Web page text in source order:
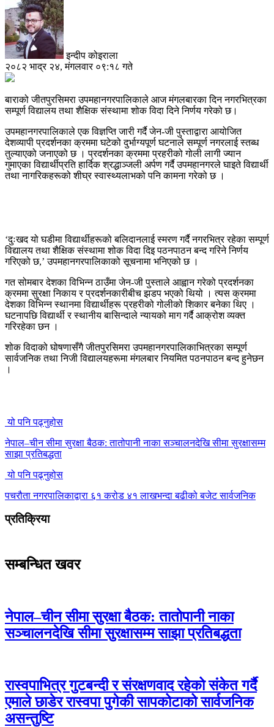
इन्दीप कोइराला
२०८२ भाद्र २४, मंगलवार ०९:१८ गते
बाराको जीतपुरसिमरा उपमहानगरपालिकाले आज मंगलबारका दिन नगरभित्रका
सम्पूर्ण विद्यालय तथा शैक्षिक संस्थामा शोक विदा दिने निर्णय गरेको छ।
उपमहानगरपालिकाले एक विज्ञप्ति जारी गर्दै जेन-जी पुस्ताद्वारा आयोजित
देशव्यापी प्रदर्शनका क्रममा घटेको दुर्भाग्यपूर्ण घटनाले सम्पूर्ण नगरलाई स्तब्ध
तुल्याएको जनाएको छ । प्रदर्शनका क्रममा प्रहरीको गोली लागी ज्यान
गुमाएका विद्यार्थीप्रति हार्दिक श्रद्धाञ्जली अर्पण गर्दै उपमहानगरले घाइते विद्यार्थी
तथा नागरिकहरूको शीघ्र स्वास्थ्यलाभको पनि कामना गरेको छ ।
‘दुःखद यो घडीमा विद्यार्थीहरूको बलिदानलाई स्मरण गर्दै नगरभित्र रहेका सम्पूर्ण
विद्यालय तथा शैक्षिक संस्थामा शोक विदा दिइ पठनपाठन बन्द गरिने निर्णय
गरिएको छ,’ उपमहानगरपालिकाको सूचनामा भनिएको छ ।
गत सोमबार देशका विभिन्न ठाउँमा जेन-जी पुस्ताले आह्वान गरेको प्रदर्शनका
क्रममा सुरक्षा निकाय र प्रदर्शनकारीबीच झडप भएको थियो । त्यस क्रममा
देशका विभिन्न स्थानमा विद्यार्थीहरू प्रहरीको गोलीको शिकार बनेका थिए ।
घटनापछि विद्यार्थी र स्थानीय बासिन्दाले न्यायको माग गर्दै आक्रोश व्यक्त
गरिरहेका छन ।
शोक विदाको घोषणासँगै जीतपुरसिमरा उपमहानगरपालिकाभित्रका सम्पूर्ण
सार्वजनिक तथा निजी विद्यालयहरूमा मंगलबार नियमित पठनपाठन बन्द हुनेछन
।
यो पनि पढ्नुहोस
नेपाल–चीन सीमा सुरक्षा बैठक: तातोपानी नाका सञ्चालनदेखि सीमा सुरक्षासम्म
साझा प्रतिबद्धता
यो पनि पढ्नुहोस
पचरौता नगरपालिकाद्वारा ६१ करोड ४१ लाखभन्दा बढीको बजेट सार्वजनिक
प्रतिक्रिया
सम्बन्धित खवर
नेपाल–चीन सीमा सुरक्षा बैठक: तातोपानी नाका
सञ्चालनदेखि सीमा सुरक्षासम्म साझा प्रतिबद्धता
रास्वपाभित्र गुटबन्दी र संरक्षणवाद रहेको संकेत गर्दै
एमाले छाडेर रास्वपा पुगेकी सापकोटाको सार्वजनिक
असन्तुष्टि